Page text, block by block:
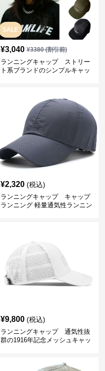
SALE
¥3,040 ¥3380(割引前)
ランニングキャップ ストリー
ト系ブランドのシンプルキャッ
¥2,320 (税込)
ランニングキャップ キャップ
ランニング 軽量通気性ランニン
¥9,800 (税込)
ランニングキャップ 通気性抜
群の1916年記念メッシュキャッ